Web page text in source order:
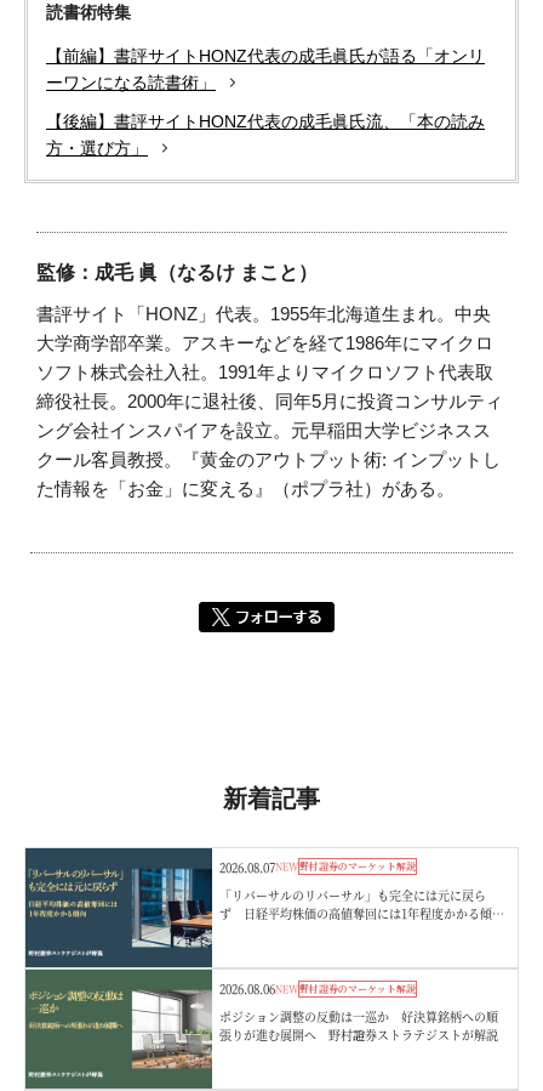
読書術特集
【前編】書評サイトHONZ代表の成毛眞氏が語る「オンリ
ーワンになる読書術」
【後編】書評サイトHONZ代表の成毛眞氏流、「本の読み
方・選び方」
監修：成毛 眞（なるけ まこと）
書評サイト「HONZ」代表。1955年北海道生まれ。中央
大学商学部卒業。アスキーなどを経て1986年にマイクロ
ソフト株式会社入社。1991年よりマイクロソフト代表取
締役社長。2000年に退社後、同年5月に投資コンサルティ
ング会社インスパイアを設立。元早稲田大学ビジネスス
クール客員教授。『黄金のアウトプット術: インプットし
た情報を「お金」に変える』（ポプラ社）がある。
新着記事
2026.08.07NEW野村證券のマーケット解説
「リバーサルのリバーサル」も完全には元に戻ら
ず 日経平均株価の高値奪回には1年程度かかる傾
2026.08.06NEW野村證券のマーケット解説
ポジション調整の反動は一巡か 好決算銘柄への順
張りが進む展開へ 野村證券ストラテジストが解説